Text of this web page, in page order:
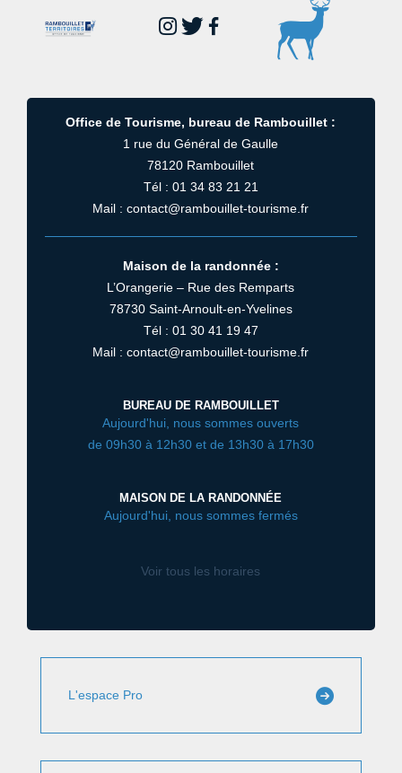
Office de Tourisme, bureau de Rambouillet :
1 rue du Général de Gaulle
78120 Rambouillet
Tél : 01 34 83 21 21
Mail : contact@rambouillet-tourisme.fr
Maison de la randonnée :
L’Orangerie – Rue des Remparts
78730 Saint-Arnoult-en-Yvelines
Tél : 01 30 41 19 47
Mail : contact@rambouillet-tourisme.fr
BUREAU DE RAMBOUILLET
Aujourd'hui, nous sommes ouverts
de 09h30 à 12h30 et de 13h30 à 17h30
MAISON DE LA RANDONNÉE
Aujourd'hui, nous sommes fermés
Voir tous les horaires
L'espace Pro